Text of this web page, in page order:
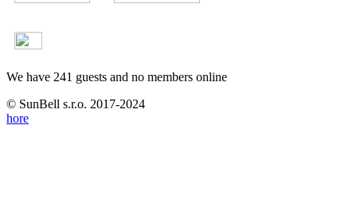
We have 241 guests and no members online
© SunBell s.r.o. 2017-2024
hore